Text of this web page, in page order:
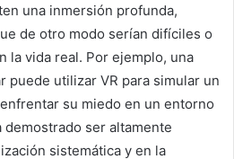
una inmersión profunda,
de otro modo serían difíciles o
la vida real. Por ejemplo, una
puede utilizar VR para simular un
su miedo en un entorno
ser altamente
sistemática y en la